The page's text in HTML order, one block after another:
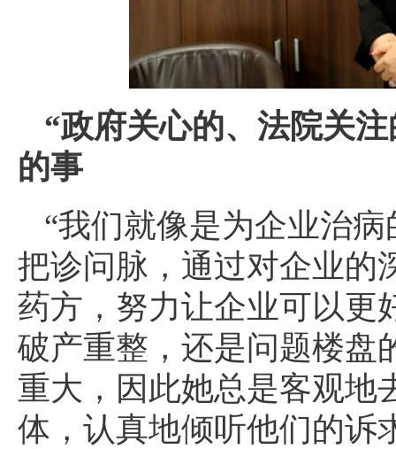
“政府关心的、法院关
的事
“我们就像是为企业治病
把诊问脉，通过对企业的
药方，努力让企业可以更
破产重整，还是问题楼盘
重大，因此她总是客观地
体，认真地倾听他们的诉